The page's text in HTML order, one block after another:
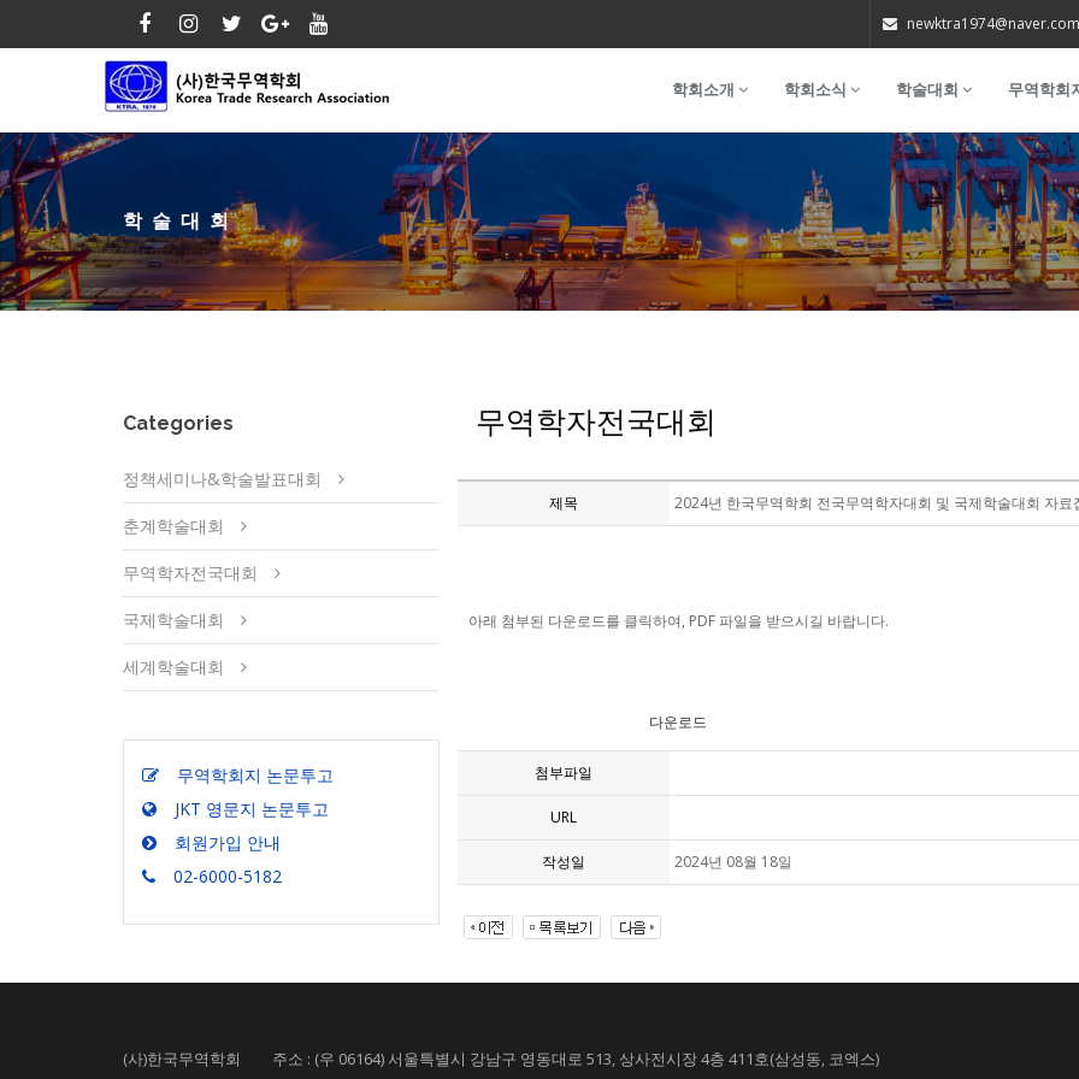
newktra1974@naver.com
학회소개 학회소식 학술대회 무역학회
학술대회
Categories
정책세미나&학술발표대회
춘계학술대회
무역학자전국대회
국제학술대회
세계학술대회
무역학회지 논문투고
JKT 영문지 논문투고
회원가입 안내
02-6000-5182
무역학자전국대회
제목 2024년 한국무역학회 전국무역학자대회 및 국제학술대회 자료
아래 첨부된 다운로드를 클릭하여, PDF 파일을 받으시길 바랍니다.
다운로드
첨부파일
URL
작성일 2024년 08월 18일
(사)한국무역학회 주소 : (우 06164) 서울특별시 강남구 영동대로 513, 상사전시장 4층 411호(삼성동, 코엑스)